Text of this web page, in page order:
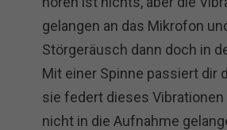
gelangen an das Mikrofon
Störgeräusch dann doch in
Mit einer Spinne passiert dir
sie federt dieses Vibrationen
nicht in die Aufnahme